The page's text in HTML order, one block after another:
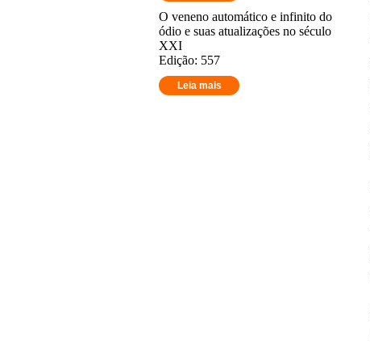
O veneno automático e infinito do
ódio e suas atualizações no século
XXI
Edição: 557
Leia mais